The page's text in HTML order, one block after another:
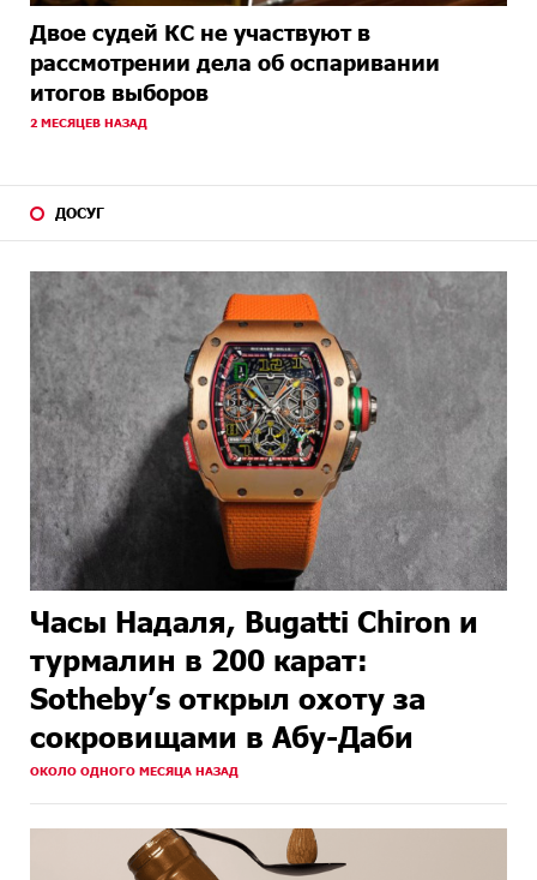
Двое судей КС не участвуют в
рассмотрении дела об оспаривании
итогов выборов
2 МЕСЯЦЕВ НАЗАД
ДОСУГ
Часы Надаля, Bugatti Chiron и
турмалин в 200 карат:
Sotheby’s открыл охоту за
сокровищами в Абу-Даби
ОКОЛО ОДНОГО МЕСЯЦА НАЗАД